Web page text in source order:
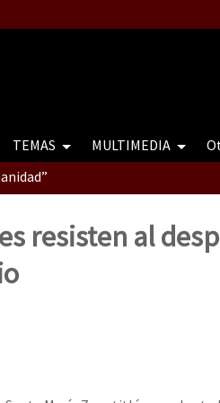
TEMAS MULTIMEDIA
populações e a
populações e a natureza sob
resisten al